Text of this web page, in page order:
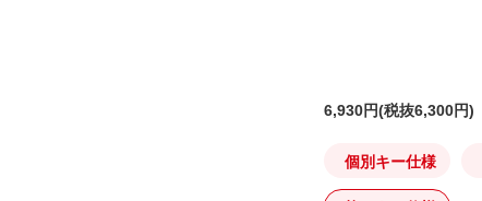
6,930円(税抜6,300円)
個別キー仕様